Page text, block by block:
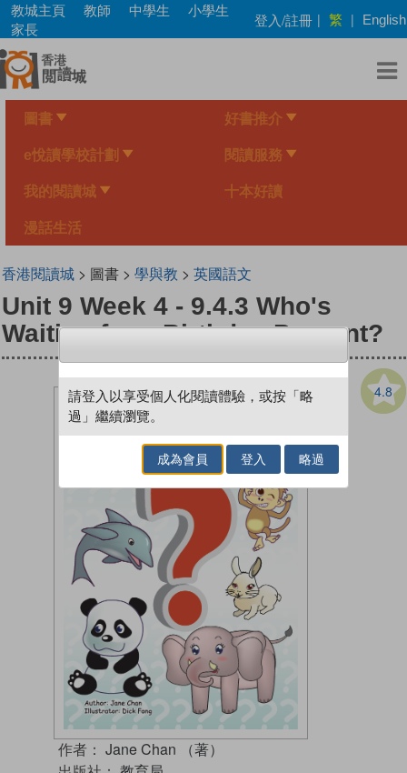
Skip
main
content
教城主頁 教師 中學生
小學生
家長
登入/註冊 | 繁 | English
圖書 好書推介
e悅讀學校計劃 閱讀服務
我的閱讀城 十本好讀
漫話生活
香港閱讀城> 圖書 > 學與教 > 英國語文
Unit 9 Week 4 - 9.4.3 Who's
Waiting for a Birthday Present?
4.8
作者： Jane Chan （著）
請登入以享受個人化閱讀體驗，或按「略
過」繼續瀏覽。
成為會員 登入 略過